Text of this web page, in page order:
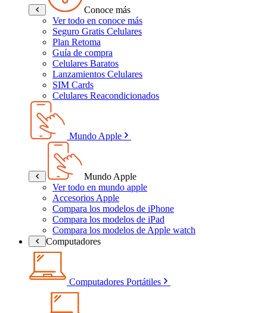
Conoce más
Ver todo en conoce más
Seguro Gratis Celulares
Plan Retoma
Guía de compra
Celulares Baratos
Lanzamientos Celulares
SIM Cards
Celulares Reacondicionados
Mundo Apple
Mundo Apple
Ver todo en mundo apple
Accesorios Apple
Compara los modelos de iPhone
Compara los modelos de iPad
Compara los modelos de Apple watch
Computadores
Computadores Portátiles